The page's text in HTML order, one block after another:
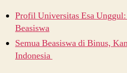
Profil Universitas Esa
Beasiswa
Semua Beasiswa di Binus,
Indonesia